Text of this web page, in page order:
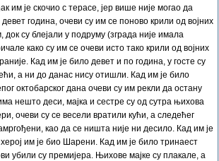
им је скочио с терасе, јер више није могао да
година, очеви су им се поново крили од војних
док су блејали у подруму (зграда није имала
како су им се очеви исто тако крили од војних
Кад им је било девет и по година, у госте су
а ни до данас нису отишли. Кад им је било
октобарског дана очеви су им рекли да остану
нешто деси, мајка и сестре су од сутра њихова
очеви су се весели вратили кући, а следећег
као да се ништа није ни десило. Кад им је
им је био Шарени. Кад им је било тринаест
убили су премијера. Њихове мајке су плакале, а